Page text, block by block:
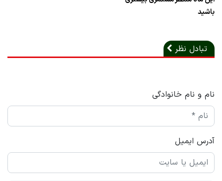
باشید
تبادل نظر
نام و نام خانوادگی
آدرس ایمیل